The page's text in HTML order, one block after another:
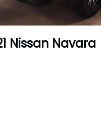
Nissan Navara